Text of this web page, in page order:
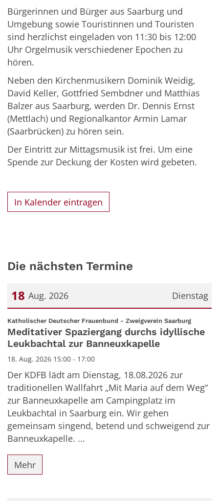
Bürgerinnen und Bürger aus Saarburg und
Umgebung sowie Touristinnen und Touristen
sind herzlichst eingeladen von 11:30 bis 12:00
Uhr Orgelmusik verschiedener Epochen zu
hören.
Neben den Kirchenmusikern Dominik Weidig,
David Keller, Gottfried Sembdner und Matthias
Balzer aus Saarburg, werden Dr. Dennis Ernst
(Mettlach) und Regionalkantor Armin Lamar
(Saarbrücken) zu hören sein.
Der Eintritt zur Mittagsmusik ist frei. Um eine
Spende zur Deckung der Kosten wird gebeten.
In Kalender eintragen
Die nächsten Termine
Dienstag
18 Aug. 2026
Datum: 18. August 2026
Katholischer Deutscher Frauenbund - Zweigverein Saarburg:
Meditativer Spaziergang durchs idyllische
Leukbachtal zur Banneuxkapelle
18. Aug. 2026 15:00 - 17:00
Der KDFB lädt am Dienstag, 18.08.2026 zur
traditionellen Wallfahrt „Mit Maria auf dem Weg“
zur Banneuxkapelle am Campingplatz im
Leukbachtal in Saarburg ein. Wir gehen
gemeinsam singend, betend und schweigend zur
Banneuxkapelle. ...
Mehr